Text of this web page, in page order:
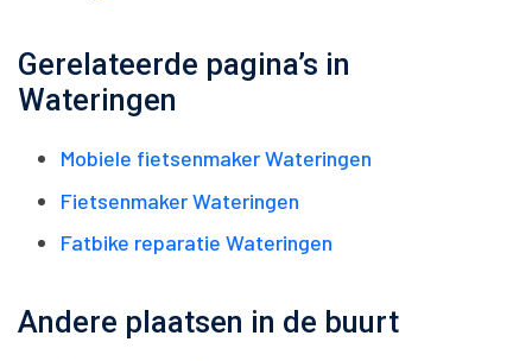
Gerelateerde pagina’s in
Wateringen
Mobiele fietsenmaker Wateringen
Fietsenmaker Wateringen
Fatbike reparatie Wateringen
Andere plaatsen in de buurt